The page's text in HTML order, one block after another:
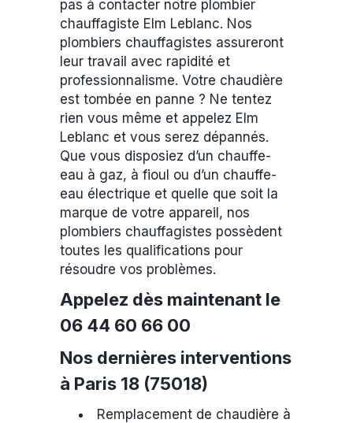
pas à contacter notre plombier
chauffagiste Elm Leblanc. Nos
plombiers chauffagistes assureront
leur travail avec rapidité et
professionnalisme. Votre chaudière
est tombée en panne ? Ne tentez
rien vous même et appelez Elm
Leblanc et vous serez dépannés.
Que vous disposiez d’un chauffe-
eau à gaz, à fioul ou d’un chauffe-
eau électrique et quelle que soit la
marque de votre appareil, nos
plombiers chauffagistes possèdent
toutes les qualifications pour
résoudre vos problèmes.
Appelez dès maintenant le
06 44 60 66 00
Nos dernières interventions
à Paris 18 (75018)
Remplacement de chaudière à